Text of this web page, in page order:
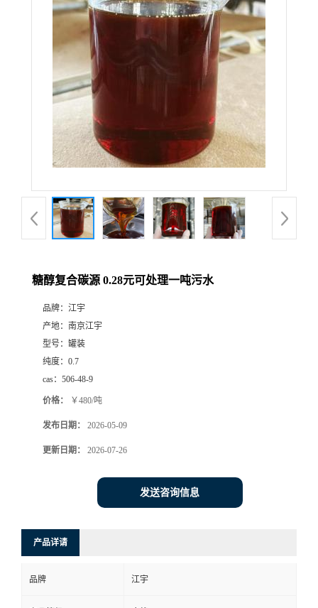
糖醇复合碳源 0.28元可处理一吨污水
品牌： 江宇
产地： 南京江宇
型号： 罐装
纯度： 0.7
cas： 506-48-9
价格： ￥480/吨
发布日期： 2026-05-09
更新日期： 2026-07-26
发送咨询信息
产品详请
品牌 江宇